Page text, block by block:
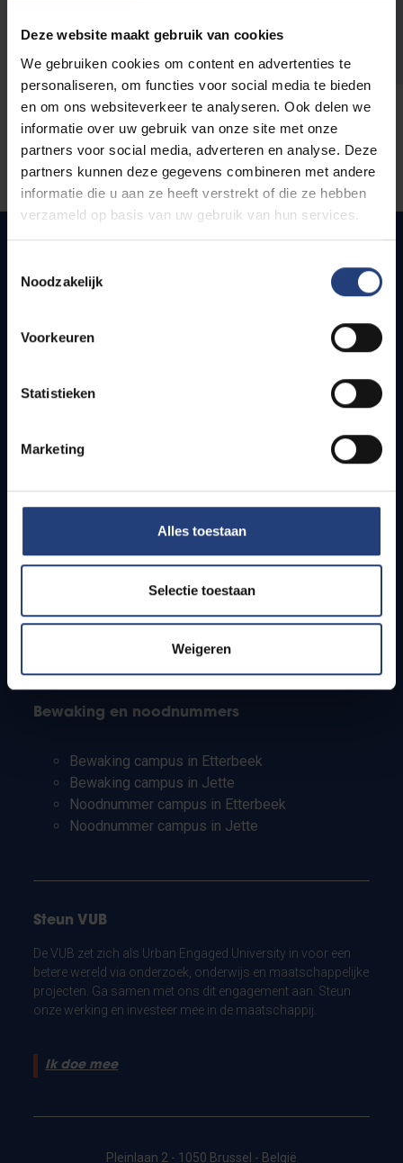
Deze website maakt gebruik van cookies
We gebruiken cookies om content en advertenties te
personaliseren, om functies voor social media te bieden
en om ons websiteverkeer te analyseren. Ook delen we
informatie over uw gebruik van onze site met onze
partners voor social media, adverteren en analyse. Deze
partners kunnen deze gegevens combineren met andere
informatie die u aan ze heeft verstrekt of die ze hebben
verzameld op basis van uw gebruik van hun services.
Noodzakelijk
Voorkeuren
Statistieken
Marketing
Alles toestaan
Selectie toestaan
Weigeren
Snel naar
Bereikbaarheid
Studenten
PhD-studenten
Leerkrachten en secundaire scholen
Bewaking en noodnummers
Bewaking campus in Etterbeek
Bewaking campus in Jette
Noodnummer campus in Etterbeek
Noodnummer campus in Jette
Steun VUB
De VUB zet zich als Urban Engaged University in voor een
betere wereld via onderzoek, onderwijs en maatschappelijke
projecten. Ga samen met ons dit engagement aan. Steun
onze werking en investeer mee in de maatschappij.
Ik doe mee
Pleinlaan 2 - 1050 Brussel - België